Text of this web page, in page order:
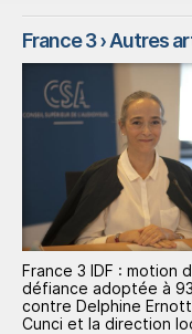
France 3› Autres
France 3 IDF : motion
défiance adoptée à
contre Delphine
Cunci et la direction